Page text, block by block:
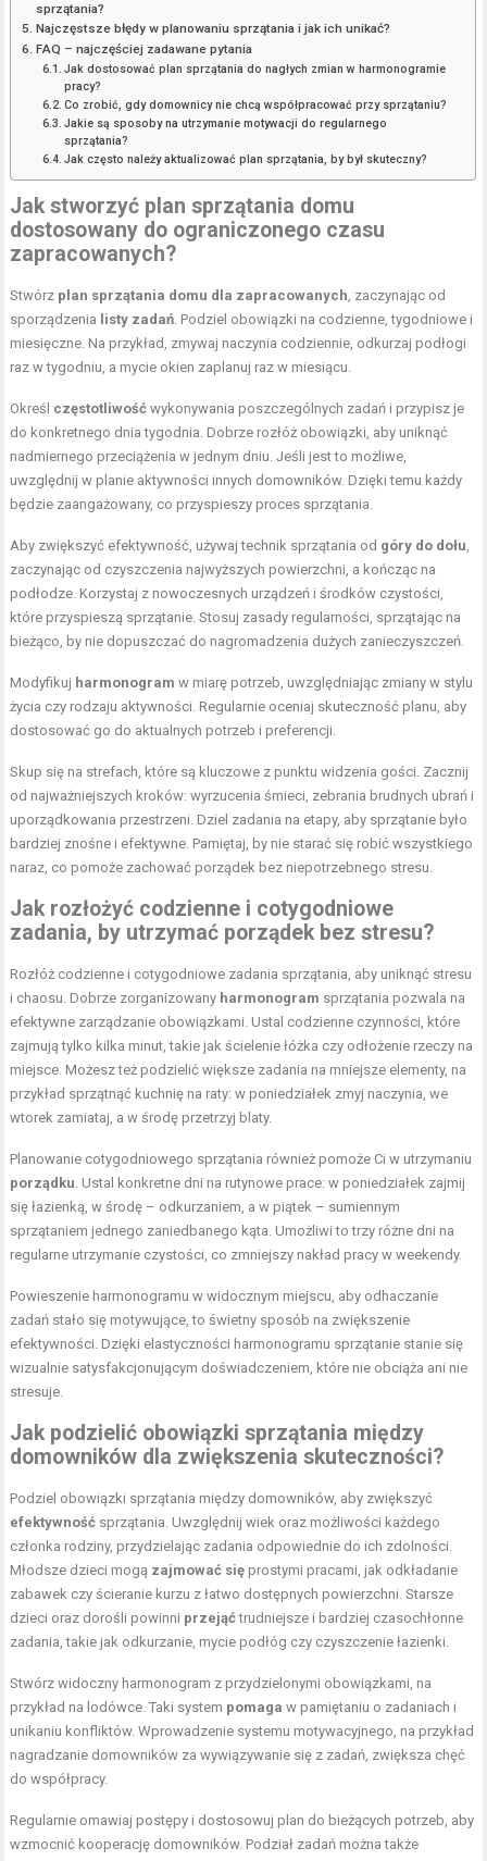
sprzątania?
Najczęstsze błędy w planowaniu sprzątania i jak ich unikać?
FAQ – najczęściej zadawane pytania
Jak dostosować plan sprzątania do nagłych zmian w harmonogramie
pracy?
Co zrobić, gdy domownicy nie chcą współpracować przy sprzątaniu?
Jakie są sposoby na utrzymanie motywacji do regularnego
sprzątania?
Jak często należy aktualizować plan sprzątania, by był skuteczny?
Jak stworzyć plan sprzątania domu
dostosowany do ograniczonego czasu
zapracowanych?
Stwórz plan sprzątania domu dla zapracowanych, zaczynając od
sporządzenia listy zadań. Podziel obowiązki na codzienne, tygodniowe i
miesięczne. Na przykład, zmywaj naczynia codziennie, odkurzaj podłogi
raz w tygodniu, a mycie okien zaplanuj raz w miesiącu.
Określ częstotliwość wykonywania poszczególnych zadań i przypisz je
do konkretnego dnia tygodnia. Dobrze rozłóż obowiązki, aby uniknąć
nadmiernego przeciążenia w jednym dniu. Jeśli jest to możliwe,
uwzględnij w planie aktywności innych domowników. Dzięki temu każdy
będzie zaangażowany, co przyspieszy proces sprzątania.
Aby zwiększyć efektywność, używaj technik sprzątania od góry do dołu,
zaczynając od czyszczenia najwyższych powierzchni, a kończąc na
podłodze. Korzystaj z nowoczesnych urządzeń i środków czystości,
które przyspieszą sprzątanie. Stosuj zasady regularności, sprzątając na
bieżąco, by nie dopuszczać do nagromadzenia dużych zanieczyszczeń.
Modyfikuj harmonogram w miarę potrzeb, uwzględniając zmiany w stylu
życia czy rodzaju aktywności. Regularnie oceniaj skuteczność planu, aby
dostosować go do aktualnych potrzeb i preferencji.
Skup się na strefach, które są kluczowe z punktu widzenia gości. Zacznij
od najważniejszych kroków: wyrzucenia śmieci, zebrania brudnych ubrań i
uporządkowania przestrzeni. Dziel zadania na etapy, aby sprzątanie było
bardziej znośne i efektywne. Pamiętaj, by nie starać się robić wszystkiego
naraz, co pomoże zachować porządek bez niepotrzebnego stresu.
Jak rozłożyć codzienne i cotygodniowe
zadania, by utrzymać porządek bez stresu?
Rozłóż codzienne i cotygodniowe zadania sprzątania, aby uniknąć stresu
i chaosu. Dobrze zorganizowany harmonogram sprzątania pozwala na
efektywne zarządzanie obowiązkami. Ustal codzienne czynności, które
zajmują tylko kilka minut, takie jak ścielenie łóżka czy odłożenie rzeczy na
miejsce. Możesz też podzielić większe zadania na mniejsze elementy, na
przykład sprzątnąć kuchnię na raty: w poniedziałek zmyj naczynia, we
wtorek zamiataj, a w środę przetrzyj blaty.
Planowanie cotygodniowego sprzątania również pomoże Ci w utrzymaniu
porządku. Ustal konkretne dni na rutynowe prace: w poniedziałek zajmij
się łazienką, w środę – odkurzaniem, a w piątek – sumiennym
sprzątaniem jednego zaniedbanego kąta. Umożliwi to trzy różne dni na
regularne utrzymanie czystości, co zmniejszy nakład pracy w weekendy.
Powieszenie harmonogramu w widocznym miejscu, aby odhaczanie
zadań stało się motywujące, to świetny sposób na zwiększenie
efektywności. Dzięki elastyczności harmonogramu sprzątanie stanie się
wizualnie satysfakcjonującym doświadczeniem, które nie obciąża ani nie
stresuje.
Jak podzielić obowiązki sprzątania między
domowników dla zwiększenia skuteczności?
Podziel obowiązki sprzątania między domowników, aby zwiększyć
efektywność sprzątania. Uwzględnij wiek oraz możliwości każdego
członka rodziny, przydzielając zadania odpowiednie do ich zdolności.
Młodsze dzieci mogą zajmować się prostymi pracami, jak odkładanie
zabawek czy ścieranie kurzu z łatwo dostępnych powierzchni. Starsze
dzieci oraz dorośli powinni przejąćtrudniejsze i bardziej czasochłonne
zadania, takie jak odkurzanie, mycie podłóg czy czyszczenie łazienki.
Stwórz widoczny harmonogram z przydzielonymi obowiązkami, na
przykład na lodówce. Taki system pomaga w pamiętaniu o zadaniach i
unikaniu konfliktów. Wprowadzenie systemu motywacyjnego, na przykład
nagradzanie domowników za wywiązywanie się z zadań, zwiększa chęć
do współpracy.
Regularnie omawiaj postępy i dostosowuj plan do bieżących potrzeb, aby
wzmocnić kooperację domowników. Podział zadań można także